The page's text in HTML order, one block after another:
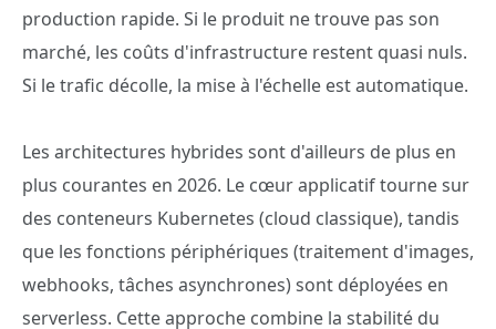
production rapide. Si le produit ne trouve pas son
marché, les coûts d'infrastructure restent quasi nuls.
Si le trafic décolle, la mise à l'échelle est automatique.
Les architectures hybrides sont d'ailleurs de plus en
plus courantes en 2026. Le cœur applicatif tourne sur
des conteneurs Kubernetes (cloud classique), tandis
que les fonctions périphériques (traitement d'images,
webhooks, tâches asynchrones) sont déployées en
serverless. Cette approche combine la stabilité du